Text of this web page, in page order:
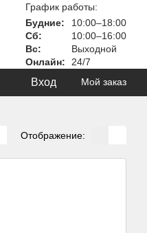
График работы:
Будние:
10:00–18:00
Сб:
10:00–16:00
Вс:
Выходной
Онлайн:
24/7
Вход Мой заказ
Отображение: